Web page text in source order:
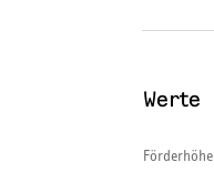
Werte
Förderhöhe